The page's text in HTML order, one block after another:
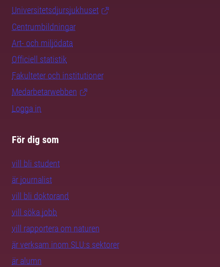
Universitetsdjursjukhuset
Centrumbildningar
Art- och miljödata
Officiell statistik
Fakulteter och institutioner
Medarbetarwebben
Logga in
För dig som
vill bli student
är journalist
vill bli doktorand
vill söka jobb
vill rapportera om naturen
är verksam inom SLU:s sektorer
är alumn